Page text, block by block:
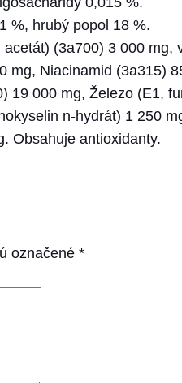
%, hrubý popol 18 %.
(3a700) 3 000 mg,
mg, Niacinamid (3a315)
19 000 mg, Železo (E1,
n-hydrát) 1 250
Obsahuje antioxidanty.
označené *